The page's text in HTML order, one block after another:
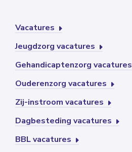
Vacatures
Jeugdzorg vacatures
Gehandicaptenzorg vacatures
Ouderenzorg vacatures
Zij-instroom vacatures
Dagbesteding vacatures
BBL vacatures